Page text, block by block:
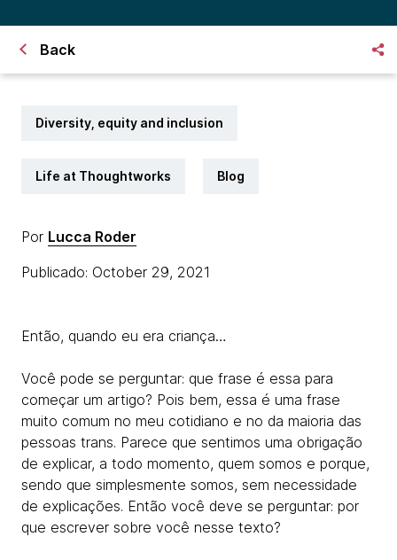
Back
Diversity, equity and inclusion
Life at Thoughtworks Blog
Por Lucca Roder
Publicado: October 29, 2021
Então, quando eu era criança…
Você pode se perguntar: que frase é essa para
começar um artigo? Pois bem, essa é uma frase
muito comum no meu cotidiano e no da maioria das
pessoas trans. Parece que sentimos uma obrigação
de explicar, a todo momento, quem somos e porque,
sendo que simplesmente somos, sem necessidade
de explicações. Então você deve se perguntar: por
que escrever sobre você nesse texto?